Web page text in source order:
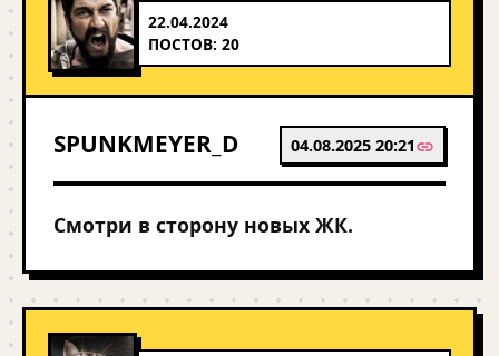
22.04.2024
ПОСТОВ: 20
SPUNKMEYER_D 04.08.2025 20:21
Смотри в сторону новых ЖК.